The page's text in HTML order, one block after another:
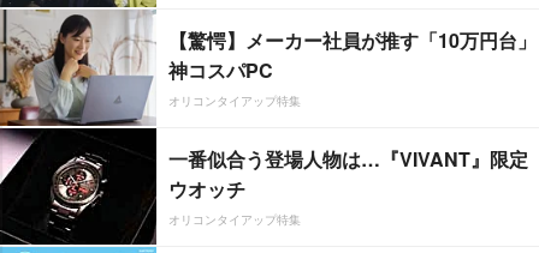
【驚愕】メーカー社員が推す「10万円台」
神コスパPC
オリコンタイアップ特集
一番似合う登場人物は…『VIVANT』限定
ウオッチ
オリコンタイアップ特集